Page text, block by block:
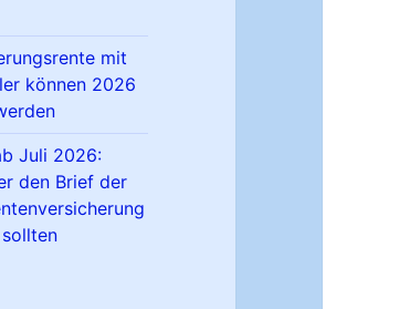
mit
können 2026
Juli 2026:
den Brief der